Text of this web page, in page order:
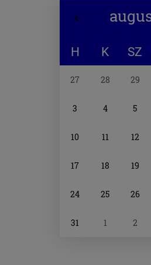
választó
H K SZ
27 28 29
3 4 5
10 11 12
17 18 19
24 25 26
31 1 2